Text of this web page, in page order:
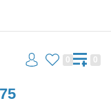
0 0